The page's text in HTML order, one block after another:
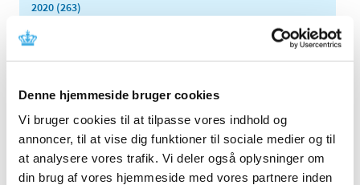
Denne hjemmeside bruger cookies
Vi bruger cookies til at tilpasse vores indhold og
annoncer, til at vise dig funktioner til sociale medier og til
at analysere vores trafik. Vi deler også oplysninger om
din brug af vores hjemmeside med vores partnere inden
2020 (263)
2016 (167)
2015 (33)
2014 (44)
2013 (49)